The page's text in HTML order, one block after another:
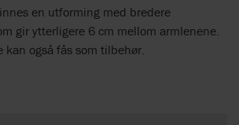
en utforming med bredere
gir ytterligere 6 cm mellom armlenene.
kan også fås som tilbehør.